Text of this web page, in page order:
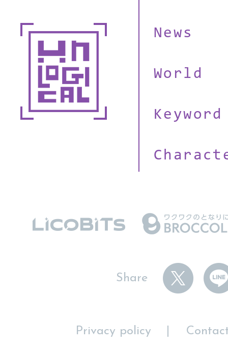
News
World
Keyword
Share
Privacy policy